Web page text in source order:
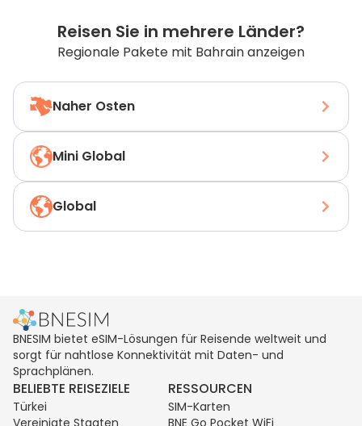
Reisen Sie in mehrere Länder?
Regionale Pakete mit Bahrain anzeigen
Naher Osten
Mini Global
Global
BNESIM bietet eSIM-Lösungen für Reisende weltweit und
sorgt für nahtlose Konnektivität mit Daten- und
Sprachplänen.
BELIEBTE REISEZIELE
Türkei
Vereinigte Staaten
RESSOURCEN
SIM-Karten
BNE Go Pocket WiFi